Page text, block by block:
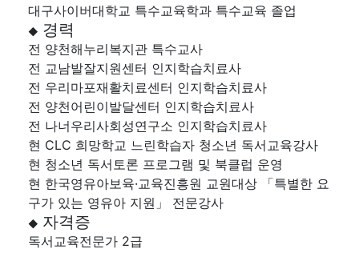
대구사이버대학교 특수교육학과 특수교육 졸업
◆ 경력
전 양천해누리복지관 특수교사
전 교남발잘지원센터 인지학습치료사
전 우리마포재활치료센터 인지학습치료사
전 양천어린이발달센터 인지학습치료사
전 나너우리사회성연구소 인지학습치료사
현 CLC 희망학교 느린학습자 청소년 독서교육강사
현 청소년 독서토론 프로그램 및 북클럽 운영
현 한국영유아보육·교육진흥원 교원대상 「특별한 요
구가 있는 영유아 지원」 전문강사
◆ 자격증
독서교육전문가 2급